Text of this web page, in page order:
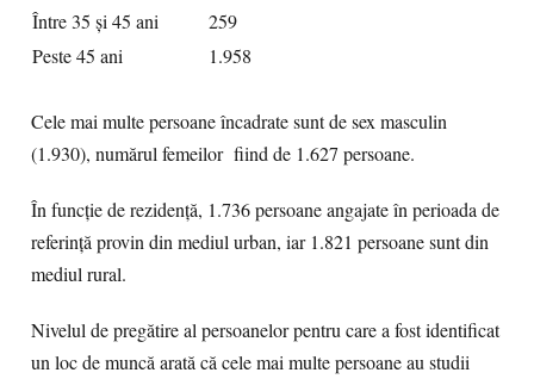
Între 35 și 45 ani
259
Peste 45 ani
1.958
Cele mai multe persoane încadrate sunt de sex masculin
(1.930), numărul femeilor fiind de 1.627 persoane.
În funcţie de rezidenţă, 1.736 persoane angajate în perioada de
referinţă provin din mediul urban, iar 1.821 persoane sunt din
mediul rural.
Nivelul de pregătire al persoanelor pentru care a fost identificat
un loc de muncă arată că cele mai multe persoane au studii